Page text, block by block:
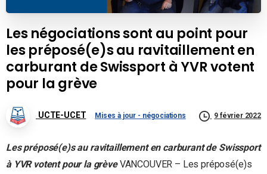
Les négociations sont au point pour
les préposé(e)s au ravitaillement en
carburant de Swissport à YVR votent
pour la grève
UCTE-UCET Mises à jour - négociations 9 février 2022
Les préposé(e)s au ravitaillement en carburant de Swissport
à YVR votent pour la grèveVANCOUVER – Les préposé(e)s